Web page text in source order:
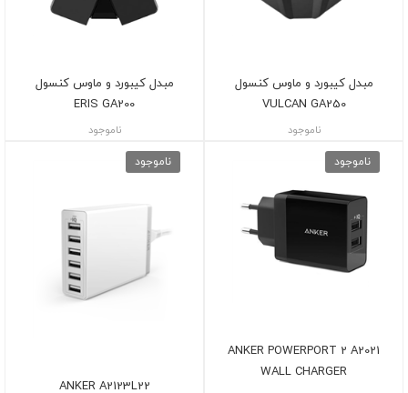
مبدل کیبورد و ماوس کنسول
VULCAN GA250
ناموجود
مبدل کیبورد و ماوس کنسول
ERIS GA200
ناموجود
ناموجود
ANKER POWERPORT 2 A2021
WALL CHARGER
ناموجود
ANKER A2123L22